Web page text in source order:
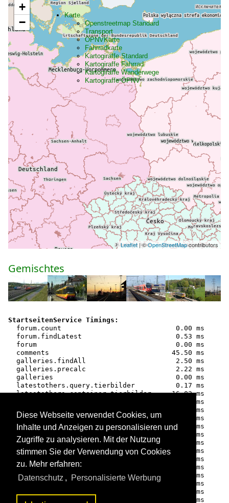
Karte
Openstreetmap Standard
Transport
ÖPNVKarte
Fahrradkarte
Kartogiraffe Standard
Kartogiraffe Fahrrad
Kartogiraffe Wanderwege
Kartogiraffe ÖPNV
+
−
Leaflet | ©OpenStreetMapcontributors
Gemischtes
StartseitenService Timings:
forum.count                            0.00 ms
  forum.findLatest                       0.53 ms
  forum                                  0.00 ms
  comments                              45.50 ms
  galleries.findAll                      2.50 ms
  galleries.precalc                      2.22 ms
  galleries                              0.00 ms
  latestothers.query.tierbilder          0.17 ms
  latestothers.container.tierbilder     16.02 ms
  latestothers                           0.00 ms
  imagecount.countAll                    0.19 ms
  imagecount                             0.00 ms
  ensureLatest.query                    13.73 ms
  imagecontainer.ensureLoaded            4.73 ms
  imagecontainer.viewContainer           0.38 ms
  imagecontainer                         0.00 ms
  gemischt.query                        12.28 ms
  thumbnailrow.buildList                 0.19 ms
  thumbnailrow                           0.00 ms
  gemischt.viewContainer                 0.11 ms
  gemischt                               0.00 ms
  map.viewDynamic                        0.63 ms
Diese Webseite verwendet Cookies, um
Inhalte und Anzeigen zu personalisieren und
Zugriffe zu analysieren. Mit der Nutzung
stimmen Sie der Verwendung von Cookies
zu. Mehr erfahren:
Datenschutz , Personalisierte Werbung